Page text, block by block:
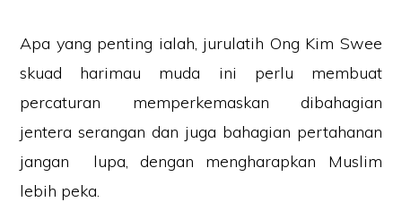
Apa yang penting ialah, jurulatih Ong Kim Swee
skuad harimau muda ini perlu membuat
percaturan memperkemaskan dibahagian
jentera serangan dan juga bahagian pertahanan
jangan lupa, dengan mengharapkan Muslim
lebih peka.